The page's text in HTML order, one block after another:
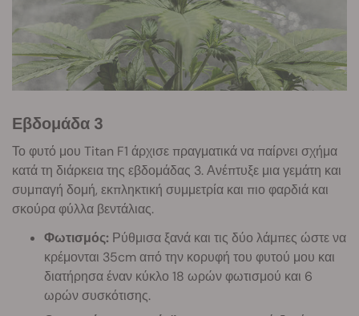
Εβδομάδα 3
Το φυτό μου Titan F1 άρχισε πραγματικά να παίρνει σχήμα
κατά τη διάρκεια της εβδομάδας 3. Ανέπτυξε μια γεμάτη και
συμπαγή δομή, εκπληκτική συμμετρία και πιο φαρδιά και
σκούρα φύλλα βεντάλιας.
Φωτισμός: Ρύθμισα ξανά και τις δύο λάμπες ώστε να
κρέμονται 35cm από την κορυφή του φυτού μου και
διατήρησα έναν κύκλο 18 ωρών φωτισμού και 6
ωρών συσκότισης.